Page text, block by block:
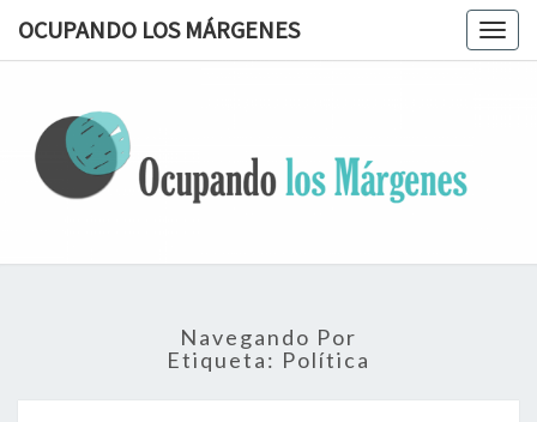
OCUPANDO LOS MÁRGENES
Terapia
Ocupacional
Navegando Por
Etiqueta: Política